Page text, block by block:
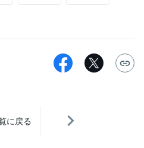
に戻る